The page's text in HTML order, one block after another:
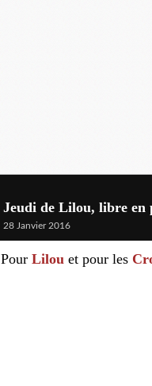
Jeudi de Lilou, libre en
28 Janvier 2016
Pour Lilou et pour les